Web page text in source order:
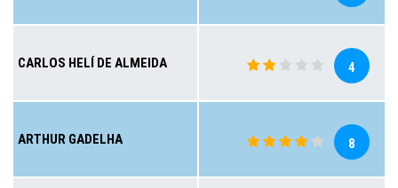
CARLOS HELÍ DE ALMEIDA 4
ARTHUR GADELHA 8